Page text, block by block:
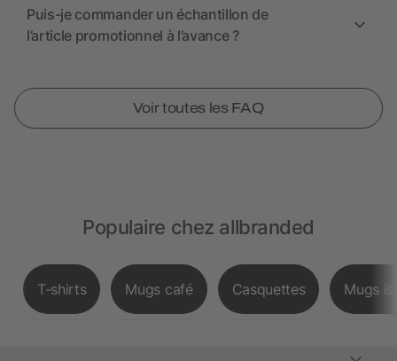
Puis-je commander un échantillon de
l’article promotionnel à l’avance ?
Voir toutes les FAQ
Populaire chez allbranded
T-shirts Mugs café Casquettes Mugs